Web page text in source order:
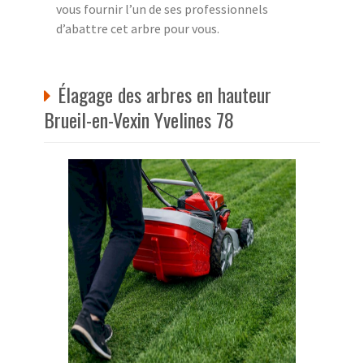
vous fournir l’un de ses professionnels
d’abattre cet arbre pour vous.
Élagage des arbres en hauteur
Brueil-en-Vexin Yvelines 78